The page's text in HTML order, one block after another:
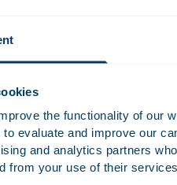
the functionality of our
evaluate and improve our
and analytics partners
from your use of their
met
kan leiden tot (een toename
dat arbeid wordt verricht
niet eindigt.
regering acht het moeilijk te
wordt de
wenselijk
van goed werkgeverschap,
de bestaande